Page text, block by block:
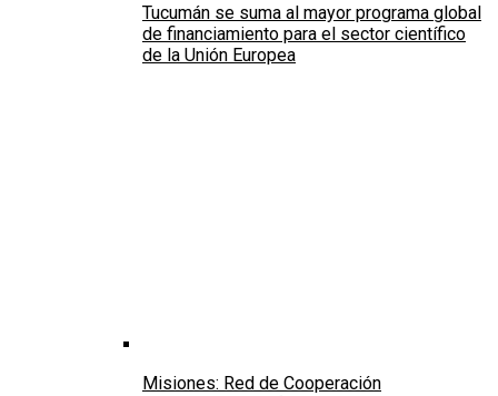
Tucumán se suma al mayor programa global
de financiamiento para el sector científico
de la Unión Europea
Misiones: Red de Cooperación